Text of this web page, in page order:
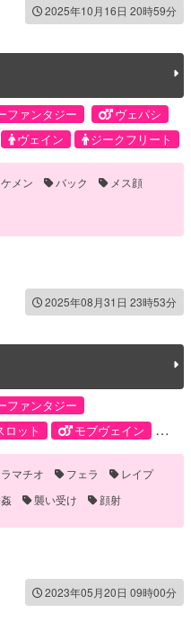
2025年10月16日 20時59分
ファンタジー
ヴェパシ
ヴェイン
ジークフリート
ランスロット
メン バック
メス顔
2025年08月31日 23時53分
ファンタジー
ロット
モブヴェイン
モブパシ
ヴェイン
パーシヴァル
マチオ フェラ
レイプ
襲い受け 顔射
2023年05月20日 09時00分